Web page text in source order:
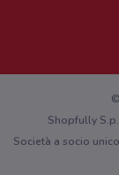
Hai un
Shopfully
Società a socio